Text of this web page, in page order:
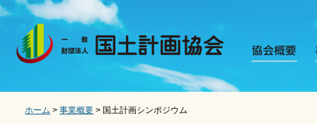
ホーム > 事業概要 > 国土計画シンポジウム